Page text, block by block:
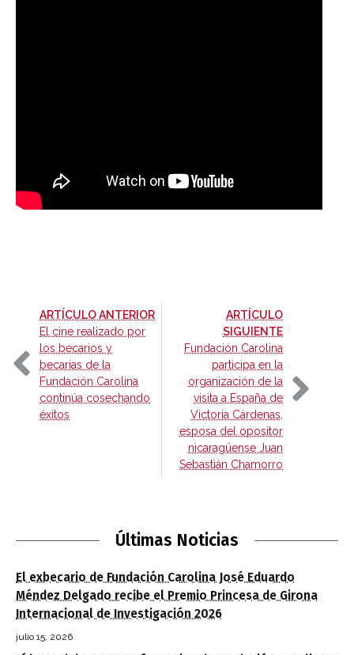
ARTÍCULO ANTERIOR-
El cine realizado por
los becarios y
becarias de la
Fundación Carolina
continúa cosechando
éxitos
ARTÍCULO
SIGUIENTE-
Fundación Carolina
participa en la
organización de la
visita a España de
Victoria Cárdenas,
esposa del opositor
nicaragüense Juan
Sebastián Chamorro
Últimas Noticias
El exbecario de Fundación Carolina José Eduardo
Méndez Delgado recibe el Premio Princesa de Girona
Internacional de Investigación 2026
julio 15, 2026